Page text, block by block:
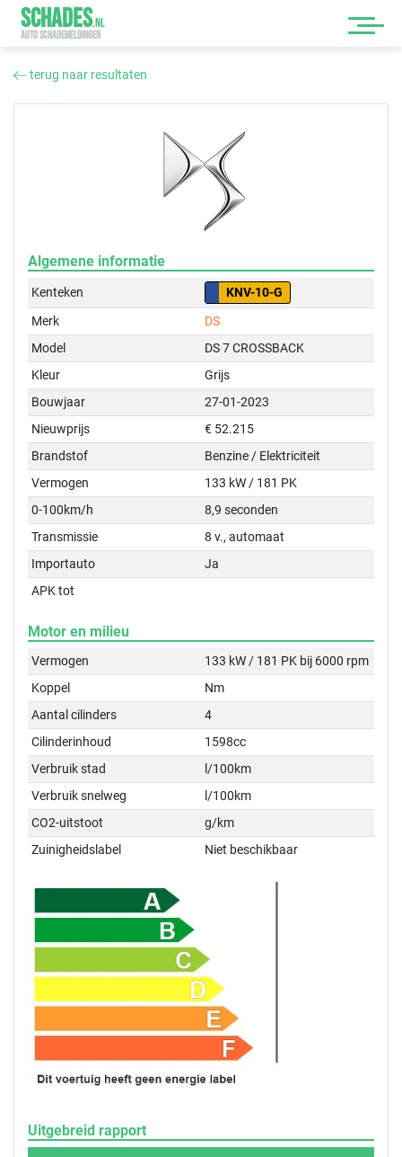
SCHADES.NL
AUTO SCHADEMELDINGEN
terug naar resultaten
Algemene informatie
Kenteken
KNV-10-G
Merk
DS
Model
DS 7 CROSSBACK
Kleur
Grijs
Bouwjaar
27-01-2023
Nieuwprijs
€ 52.215
Brandstof
Benzine / Elektriciteit
Vermogen
133 kW / 181 PK
0-100km/h
8,9 seconden
Transmissie
8 v., automaat
Importauto
Ja
APK tot
Motor en milieu
Vermogen
133 kW / 181 PK bij 6000 rpm
Koppel
Nm
Aantal cilinders
4
Cilinderinhoud
1598cc
Verbruik stad
l/100km
Verbruik snelweg
l/100km
CO2-uitstoot
g/km
Zuinigheidslabel
Niet beschikbaar
Uitgebreid rapport